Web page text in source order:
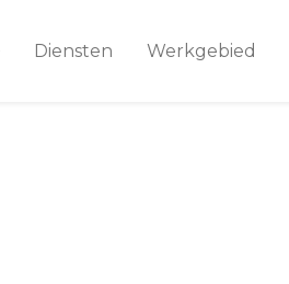
Diensten Werkgebied